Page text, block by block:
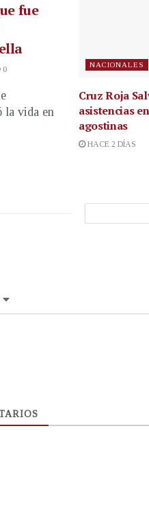
fue
0
la vida en
NACIONALES
Cruz Roja
asistencias
agostinas
HACE 2 DÍAS